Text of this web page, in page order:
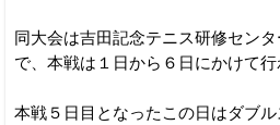
同大会は吉田記念テニス研修セン
で、本戦は１日から６日にかけて行
本戦５日目となったこの日はダブ